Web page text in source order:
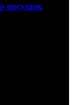
несушек